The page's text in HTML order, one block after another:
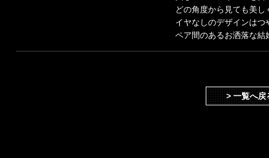
どの角度から見ても美
イヤなしのデザインはつ
ペア間のあるお洒落な結
> 一覧へ戻